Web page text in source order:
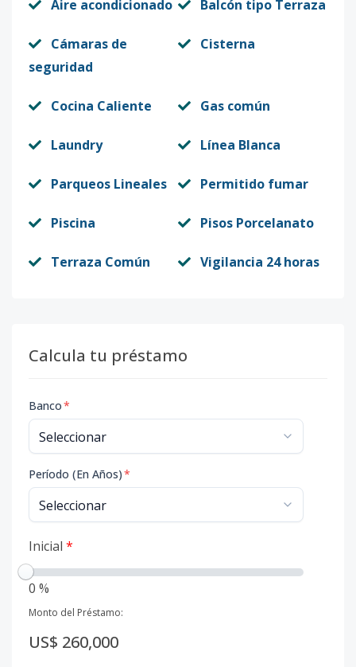
Aire acondicionado Balcón tipo Terraza
Cámaras de
seguridad
Cisterna
Cocina Caliente Gas común
Laundry Línea Blanca
Parqueos Lineales Permitido fumar
Piscina Pisos Porcelanato
Terraza Común Vigilancia 24 horas
Calcula tu préstamo
Banco*
Período (En Años)*
Inicial *
0 %
Monto del Préstamo:
US$ 260,000